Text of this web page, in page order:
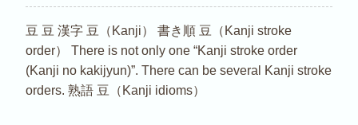
豆 豆 漢字 豆（Kanji） 書き順 豆（Kanji stroke
order） There is not only one “Kanji stroke order
(Kanji no kakijyun)”. There can be several Kanji stroke
orders. 熟語 豆（Kanji idioms）